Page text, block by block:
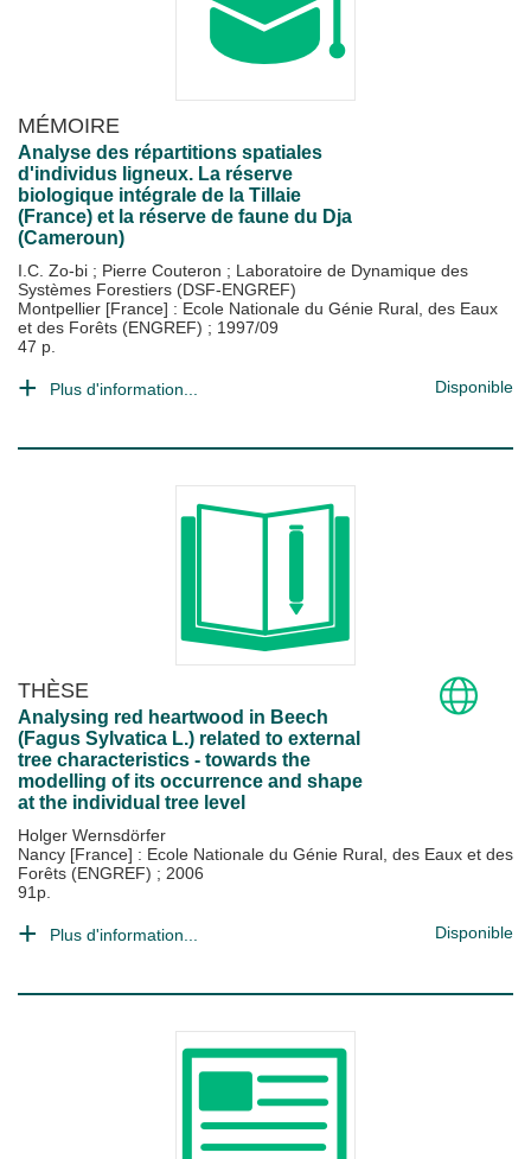
MÉMOIRE
Analyse des répartitions spatiales
d'individus ligneux. La réserve
biologique intégrale de la Tillaie
(France) et la réserve de faune du Dja
(Cameroun)
I.C. Zo-bi ; Pierre Couteron ; Laboratoire de Dynamique des
Systèmes Forestiers (DSF-ENGREF)
Montpellier [France] : Ecole Nationale du Génie Rural, des Eaux
et des Forêts (ENGREF) ; 1997/09
47 p.
Plus d'information... Disponible
THÈSE
Analysing red heartwood in Beech
(Fagus Sylvatica L.) related to external
tree characteristics - towards the
modelling of its occurrence and shape
at the individual tree level
Holger Wernsdörfer
Nancy [France] : Ecole Nationale du Génie Rural, des Eaux et des
Forêts (ENGREF) ; 2006
91p.
Plus d'information... Disponible